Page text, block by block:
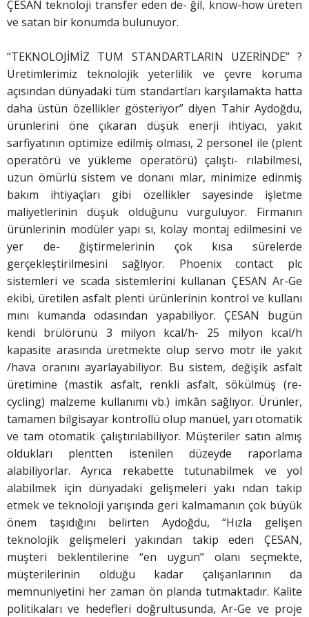
ÇESAN teknoloji transfer eden de- ğil, know-how üreten
ve satan bir konumda bulunuyor.
“TEKNOLOJİMİZ TUM STANDARTLARIN UZERİNDE” ?
Üretimlerimiz teknolojik yeterlilik ve çevre koruma
açısından dünyadaki tüm standartları karşılamakta hatta
daha üstün özellikler gösteriyor” diyen Tahir Aydoğdu,
ürünlerini öne çıkaran düşük enerji ihtiyacı, yakıt
sarfiyatının optimize edilmiş olması, 2 personel ile (plent
operatörü ve yükleme operatörü) çalıştı- rılabilmesi,
uzun ömürlü sistem ve donanı mlar, minimize edinmiş
bakım ihtiyaçları gibi özellikler sayesinde işletme
maliyetlerinin düşük olduğunu vurguluyor. Firmanın
ürünlerinin modüler yapı sı, kolay montaj edilmesini ve
yer de- ğiştirmelerinin çok kısa sürelerde
gerçekleştirilmesini sağlıyor. Phoenix contact plc
sistemleri ve scada sistemlerini kullanan ÇESAN Ar-Ge
ekibi, üretilen asfalt plenti ürünlerinin kontrol ve kullanı
mını kumanda odasından yapabiliyor. ÇESAN bugün
kendi brülörünü 3 milyon kcal/h- 25 milyon kcal/h
kapasite arasında üretmekte olup servo motr ile yakıt
/hava oranını ayarlayabiliyor. Bu sistem, değişik asfalt
üretimine (mastik asfalt, renkli asfalt, sökülmüş (re-
cycling) malzeme kullanımı vb.) imkân sağlıyor. Ürünler,
tamamen bilgisayar kontrollü olup manüel, yarı otomatik
ve tam otomatik çalıştırılabiliyor. Müşteriler satın almış
oldukları plentten istenilen düzeyde raporlama
alabiliyorlar. Ayrıca rekabette tutunabilmek ve yol
alabilmek için dünyadaki gelişmeleri yakı ndan takip
etmek ve teknoloji yarışında geri kalmamanın çok büyük
önem taşıdığını belirten Aydoğdu, “Hızla gelişen
teknolojik gelişmeleri yakından takip eden ÇESAN,
müşteri beklentilerine “en uygun” olanı seçmekte,
müşterilerinin olduğu kadar çalışanlarının da
memnuniyetini her zaman ön planda tutmaktadır. Kalite
politikaları ve hedefleri doğrultusunda, Ar-Ge ve proje